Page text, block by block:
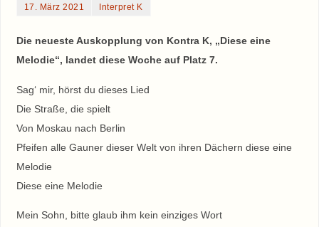
17. März 2021 Interpret K
Die neueste Auskopplung von Kontra K, „Diese eine
Melodie“, landet diese Woche auf Platz 7.
Sag‘ mir, hörst du dieses Lied
Die Straße, die spielt
Von Moskau nach Berlin
Pfeifen alle Gauner dieser Welt von ihren Dächern diese eine
Melodie
Diese eine Melodie
Mein Sohn, bitte glaub ihm kein einziges Wort